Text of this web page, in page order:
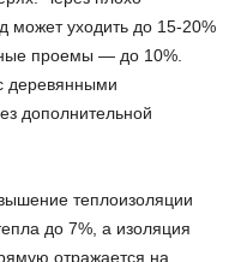
может уходить до 15-20%
проемы — до 10%.
деревянными
дополнительной
теплоизоляции
до 7%, а изоляция
отражается на